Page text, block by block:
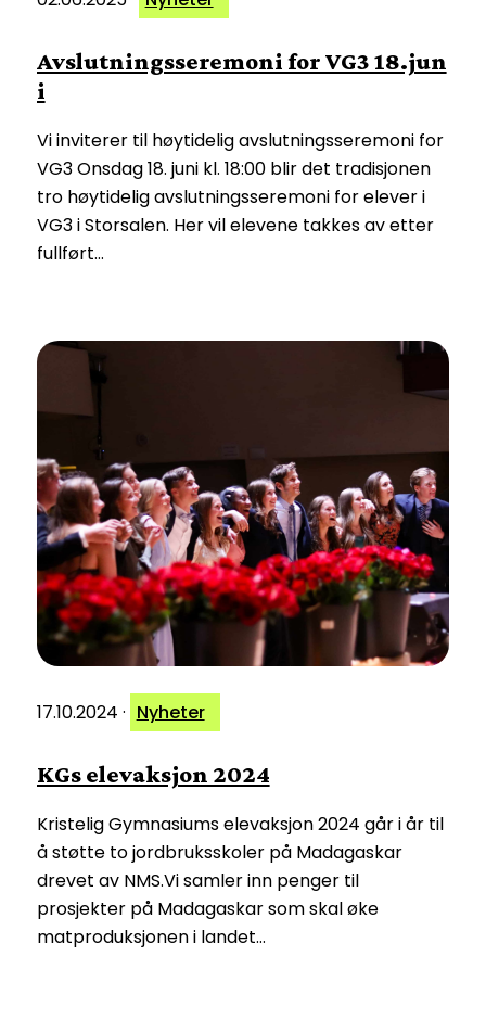
Avslutningsseremoni for VG3 18.jun
i
Vi inviterer til høytidelig avslutningsseremoni for
VG3 Onsdag 18. juni kl. 18:00 blir det tradisjonen
tro høytidelig avslutningsseremoni for elever i
VG3 i Storsalen. Her vil elevene takkes av etter
fullført…
17.10.2024 · Nyheter
KGs elevaksjon 2024
Kristelig Gymnasiums elevaksjon 2024 går i år til
å støtte to jordbruksskoler på Madagaskar
drevet av NMS.Vi samler inn penger til
prosjekter på Madagaskar som skal øke
matproduksjonen i landet…